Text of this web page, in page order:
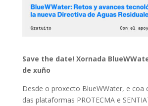
Save the date! Xornada
de xuño
Desde o proxecto BlueWWater, e coa
das plataformas PROTECMA e